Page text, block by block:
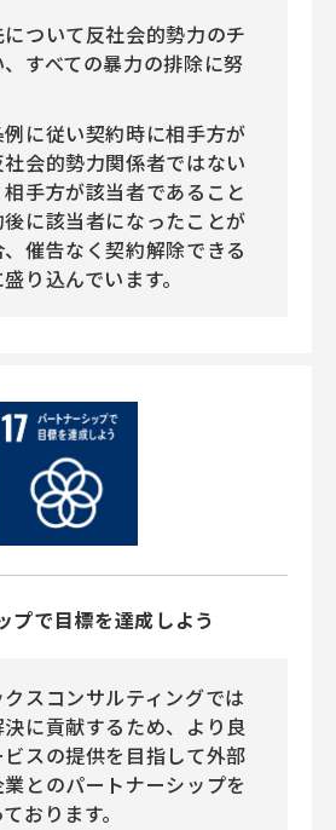
ついて反社会的勢力のチ
すべての暴力の排除に努
に従い契約時に相手方が
会的勢力関係者ではない
手方が該当者であること
に該当者になったことが
催告なく契約解除できる
り込んでいます。
プで目標を達成しよう
スコンサルティングでは
に貢献するため、より良
スの提供を目指して外部
とのパートナーシップを
おります。